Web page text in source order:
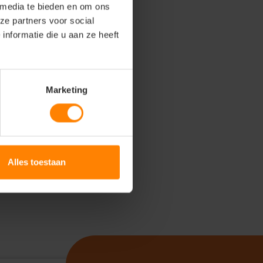
te bieden en om ons
partners voor social
die u aan ze heeft
Marketing
Alles toestaan